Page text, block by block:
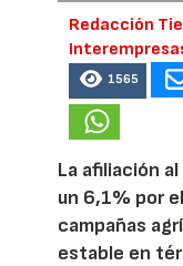
Redacción
1565
La afiliación
un 6,1% por
campañas
estable en